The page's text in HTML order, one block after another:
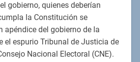
gobierno, quienes deberían
la Constitución se
apéndice del gobierno de la
el espurio Tribunal de Justicia de
Nacional Electoral (CNE).